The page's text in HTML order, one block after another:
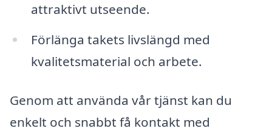
attraktivt utseende.
Förlänga takets livslängd med
kvalitetsmaterial och arbete.
Genom att använda vår tjänst kan du
enkelt och snabbt få kontakt med